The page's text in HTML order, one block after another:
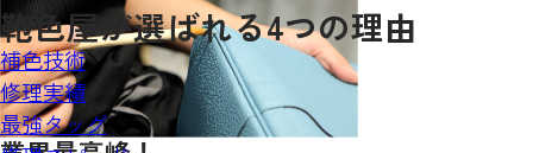
鞄色屋が選ばれる4つの理由
補色技術
修理実績
最強タッグ